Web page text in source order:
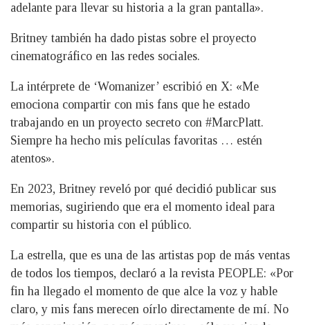
adelante para llevar su historia a la gran pantalla».
Britney también ha dado pistas sobre el proyecto
cinematográfico en las redes sociales.
La intérprete de ‘Womanizer’ escribió en X: «Me
emociona compartir con mis fans que he estado
trabajando en un proyecto secreto con #MarcPlatt.
Siempre ha hecho mis películas favoritas … estén
atentos».
En 2023, Britney reveló por qué decidió publicar sus
memorias, sugiriendo que era el momento ideal para
compartir su historia con el público.
La estrella, que es una de las artistas pop de más ventas
de todos los tiempos, declaró a la revista PEOPLE: «Por
fin ha llegado el momento de que alce la voz y hable
claro, y mis fans merecen oírlo directamente de mí. No